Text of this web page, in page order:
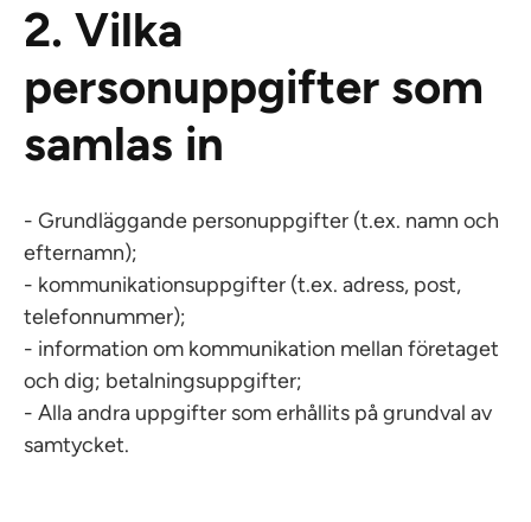
2. Vilka
personuppgifter som
samlas in
- Grundläggande personuppgifter (t.ex. namn och
efternamn);
- kommunikationsuppgifter (t.ex. adress, post,
telefonnummer);
- information om kommunikation mellan företaget
och dig; betalningsuppgifter;
- Alla andra uppgifter som erhållits på grundval av
samtycket.